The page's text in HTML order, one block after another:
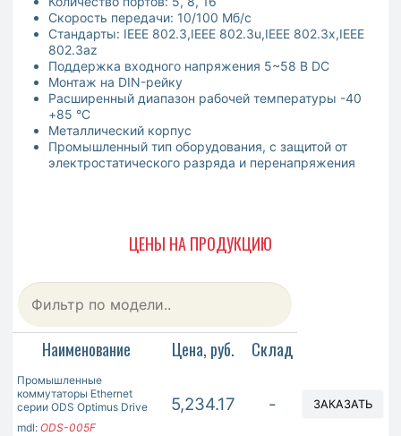
Скорость передачи: 10/100 Mб/с
Стандарты: IEEE 802.3,IEEE 802.3u,IEEE 802.3x,IEEE
802.3az
Поддержка входного напряжения 5~58 В DC
Монтаж на DIN-рейку
Расширенный диапазон рабочей температуры -40
+85 °C
Металлический корпус
Промышленный тип оборудования, с защитой от
электростатического разряда и перенапряжения
ЦЕНЫ НА ПРОДУКЦИЮ
Наименование Цена, руб. Склад
Промышленные
коммутаторы Ethernet
серии ODS Optimus Drive
mdl: ODS-005F
5,234.17 - ЗАКАЗАТЬ